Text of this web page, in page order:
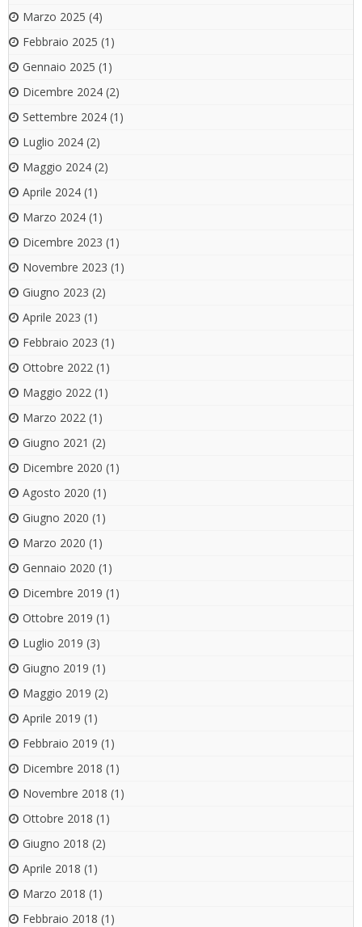
Marzo 2025 (4)
Febbraio 2025 (1)
Gennaio 2025 (1)
Dicembre 2024 (2)
Settembre 2024 (1)
Luglio 2024 (2)
Maggio 2024 (2)
Aprile 2024 (1)
Marzo 2024 (1)
Dicembre 2023 (1)
Novembre 2023 (1)
Giugno 2023 (2)
Aprile 2023 (1)
Febbraio 2023 (1)
Ottobre 2022 (1)
Maggio 2022 (1)
Marzo 2022 (1)
Giugno 2021 (2)
Dicembre 2020 (1)
Agosto 2020 (1)
Giugno 2020 (1)
Marzo 2020 (1)
Gennaio 2020 (1)
Dicembre 2019 (1)
Ottobre 2019 (1)
Luglio 2019 (3)
Giugno 2019 (1)
Maggio 2019 (2)
Aprile 2019 (1)
Febbraio 2019 (1)
Dicembre 2018 (1)
Novembre 2018 (1)
Ottobre 2018 (1)
Giugno 2018 (2)
Aprile 2018 (1)
Marzo 2018 (1)
Febbraio 2018 (1)